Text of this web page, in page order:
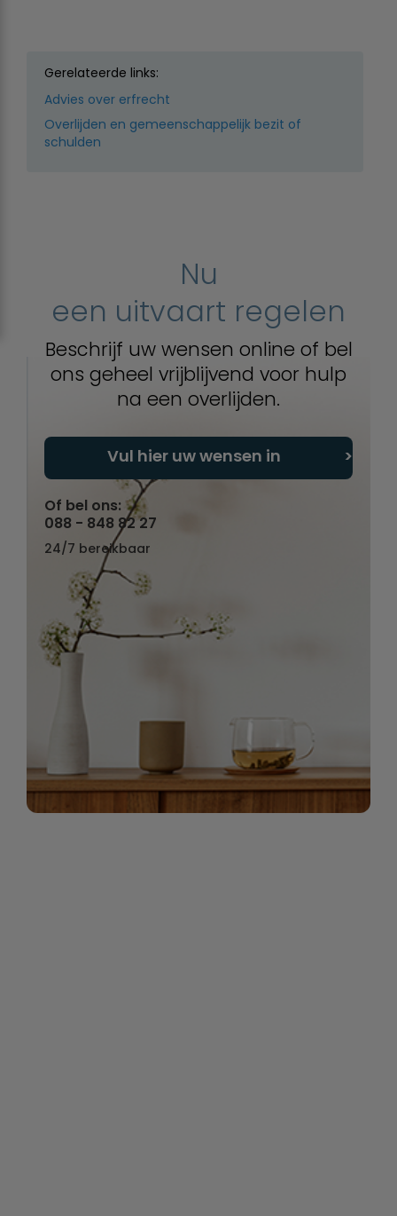
Gerelateerde links:
Advies over erfrecht
Overlijden en gemeenschappelijk bezit of
schulden
Nu
een uitvaart regelen
Beschrijf uw wensen online of bel
ons geheel vrijblijvend voor hulp
na een overlijden.
Vul hier uw wensen in
Of bel ons:
088 - 848 82 27
24/7 bereikbaar